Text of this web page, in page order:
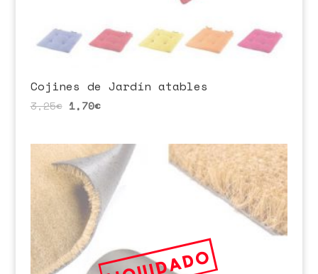
Cojines de Jardín atables
3,25€ 1,70€